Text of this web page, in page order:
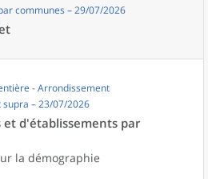
communes – 29/07/2026
- Arrondissement
supra – 23/07/2026
et d'établissements par
la démographie